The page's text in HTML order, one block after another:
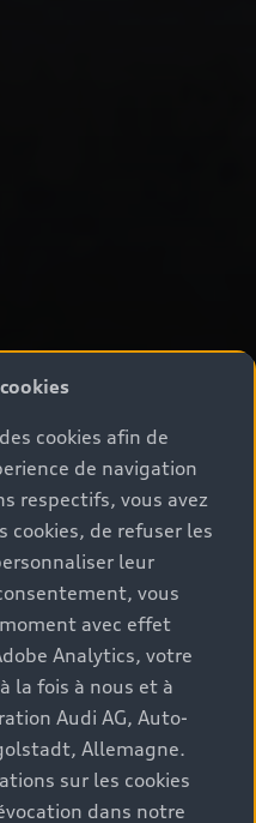
cookies afin de
de navigation
respectifs, vous avez
cookies, de refuser les
leur
vous
avec effet
Analytics, votre
la fois à nous et à
Audi AG, Auto-
Allemagne.
sur les cookies
dans notre